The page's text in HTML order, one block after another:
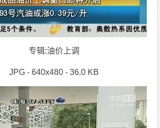
专辑:油价上调
JPG - 640x480 - 36.0 KB